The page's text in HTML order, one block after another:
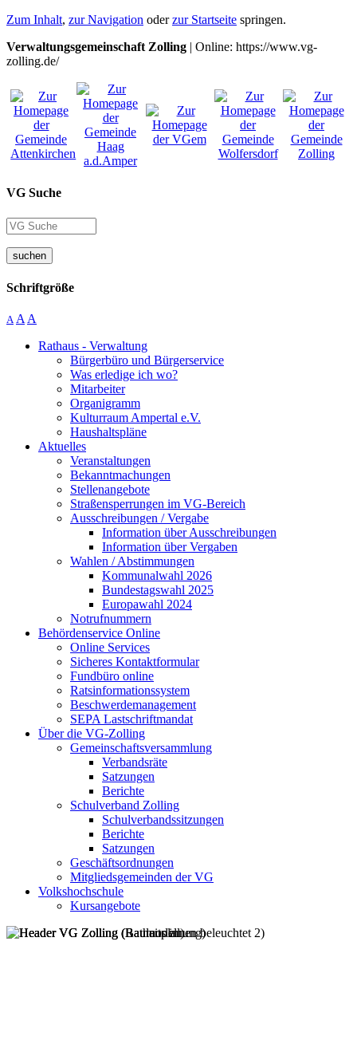
Zum Inhalt, zur Navigation oderzur Startseite springen.
Verwaltungsgemeinschaft Zolling | Online: https://www.vg-
zolling.de/
VG Suche
suchen
Schriftgröße
A A A
Rathaus - Verwaltung
Bürgerbüro und Bürgerservice
Was erledige ich wo?
Mitarbeiter
Organigramm
Kulturraum Ampertal e.V.
Haushaltspläne
Aktuelles
Veranstaltungen
Bekanntmachungen
Stellenangebote
Straßensperrungen im VG-Bereich
Ausschreibungen / Vergabe
Information über Ausschreibungen
Information über Vergaben
Wahlen / Abstimmungen
Kommunalwahl 2026
Bundestagswahl 2025
Europawahl 2024
Notrufnummern
Behördenservice Online
Online Services
Sicheres Kontaktformular
Fundbüro online
Ratsinformationssystem
Beschwerdemanagement
SEPA Lastschriftmandat
Über die VG-Zolling
Gemeinschaftsversammlung
Verbandsräte
Satzungen
Berichte
Schulverband Zolling
Schulverbandssitzungen
Berichte
Satzungen
Geschäftsordnungen
Mitgliedsgemeinden der VG
Volkshochschule
Kursangebote